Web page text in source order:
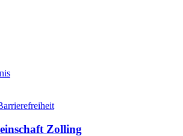
Zolling